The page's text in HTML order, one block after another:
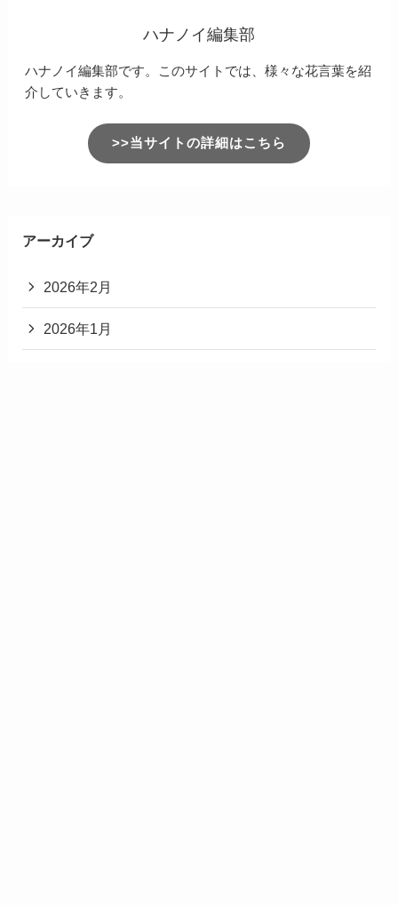
ハナノイ編集部
ハナノイ編集部です。このサイトでは、様々な花言葉を紹
介していきます。
>>当サイトの詳細はこちら
アーカイブ
2026年2月
2026年1月